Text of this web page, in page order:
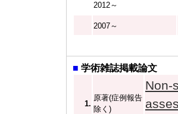
2012～
2007～
■ 学術雑誌掲載論文
1.
原著(症例報告
除く)
Non-